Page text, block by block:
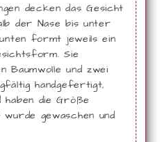
decken das Gesicht
der Nase bis unter
formt jeweils ein
Sie
Baumwolle und zwei
handgefertigt,
haben die Größe
gewaschen und